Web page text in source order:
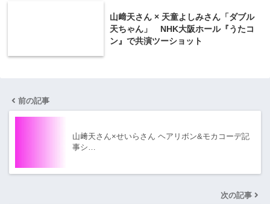
山﨑天さん × 天童よしみさん「ダブル
天ちゃん」 NHK大阪ホール『うたコ
ン』で共演ツーショット
前の記事
山﨑天さん×せいらさん ヘアリボン&モカコーデ記
事シ…
次の記事